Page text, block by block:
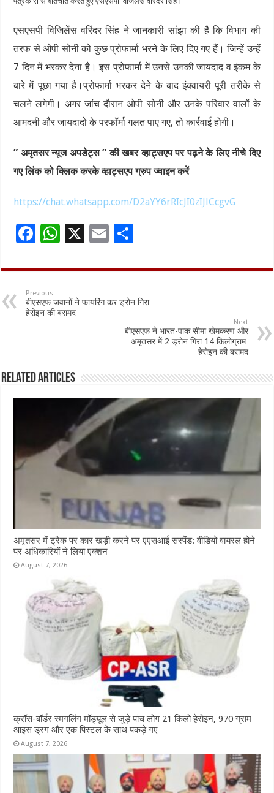
एसएसपी विजिलेंस वरिंदर सिंह ने जानकारी सांझा की है कि विभाग की
तरफ से ओपी सोनी को कुछ प्रोफार्मा भरने के लिए दिए गए हैं। जिन्हें उन्हें
7 दिन में भरकर देना है। इस प्रोफार्मा में उनसे उनकी जायदाद व इंकम के
बारे में पूछा गया है।प्रोफार्मा भरकर देने के बाद इंक्वायरी पूरी तरीके से
चलने लगेगी। अगर जांच दौरान ओपी सोनी और उनके परिवार वालों के
आमदनी और जायदादो के परफॉर्मा गलत पाए गए, तो कार्रवाई होगी।
” अमृतसर न्यूज अपडेट्स ” की खबर व्हाट्सएप पर पढ़ने के लिए नीचे दिए
गए लिंक को क्लिक करके व्हाट्सएप ग्रुप ज्वाइन करें
https://chat.whatsapp.com/D2aYY6rRIcJI0zIJlCcgvG
F
e
b
o
W
at
sA
p
X
E
ai ar
e
Previous
बीएसएफ जवानों ने फायरिंग कर ड्रोन गिरा
हेरोइन की बरामद
Next
बीएसएफ ने भारत-पाक सीमा खेमकरण और
अमृतसर में 2 ड्रोन गिरा 14 किलोग्राम
हेरोइन की बरामद
Related Articles
अमृतसर में ट्रैक पर कार खड़ी करने पर एएसआई सस्पेंड: वीडियो वायरल होने
पर अधिकारियों ने लिया एक्शन
August 7, 2026
क्रॉस-बॉर्डर स्मगलिंग मॉड्यूल से जुड़े पांच लोग 21 किलो हेरोइन, 970 ग्राम
आइस ड्रग और एक पिस्टल के साथ पकड़े गए
August 7, 2026